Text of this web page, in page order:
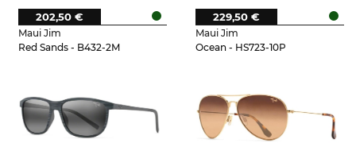
Maui Jim
Red Sands - B432-2M
202,50 €
Maui Jim
Ocean - HS723-10P
229,50 €